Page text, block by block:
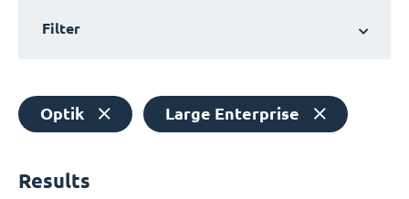
Filter
Optik Large Enterprise
Results